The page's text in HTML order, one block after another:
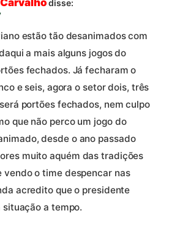
disse:
estão tão desanimados com
a mais alguns jogos do
fechados. Já fecharam o
e seis, agora o setor dois, três
portões fechados, nem culpo
que não perco um jogo do
desde o ano passado
muito aquém das tradições
vendo o time despencar nas
acredito que o presidente
a tempo.